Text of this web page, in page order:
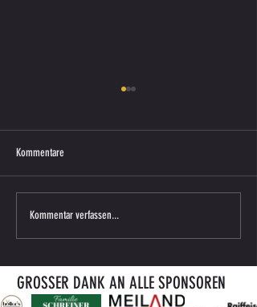
Saisonkarte 2026/27 ab sofort
erhältlich
Kommentare
Kommentar verfassen...
GROSSER DANK AN ALLE SPONSOREN